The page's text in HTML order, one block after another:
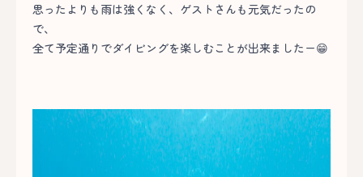
思ったよりも雨は強くなく、ゲストさんも元気だったの
で、
全て予定通りでダイビングを楽しむことが出来ましたー😁